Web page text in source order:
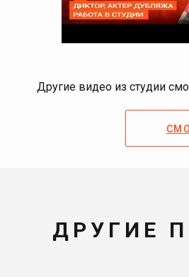
Другие видео из студии
ДРУГИЕ